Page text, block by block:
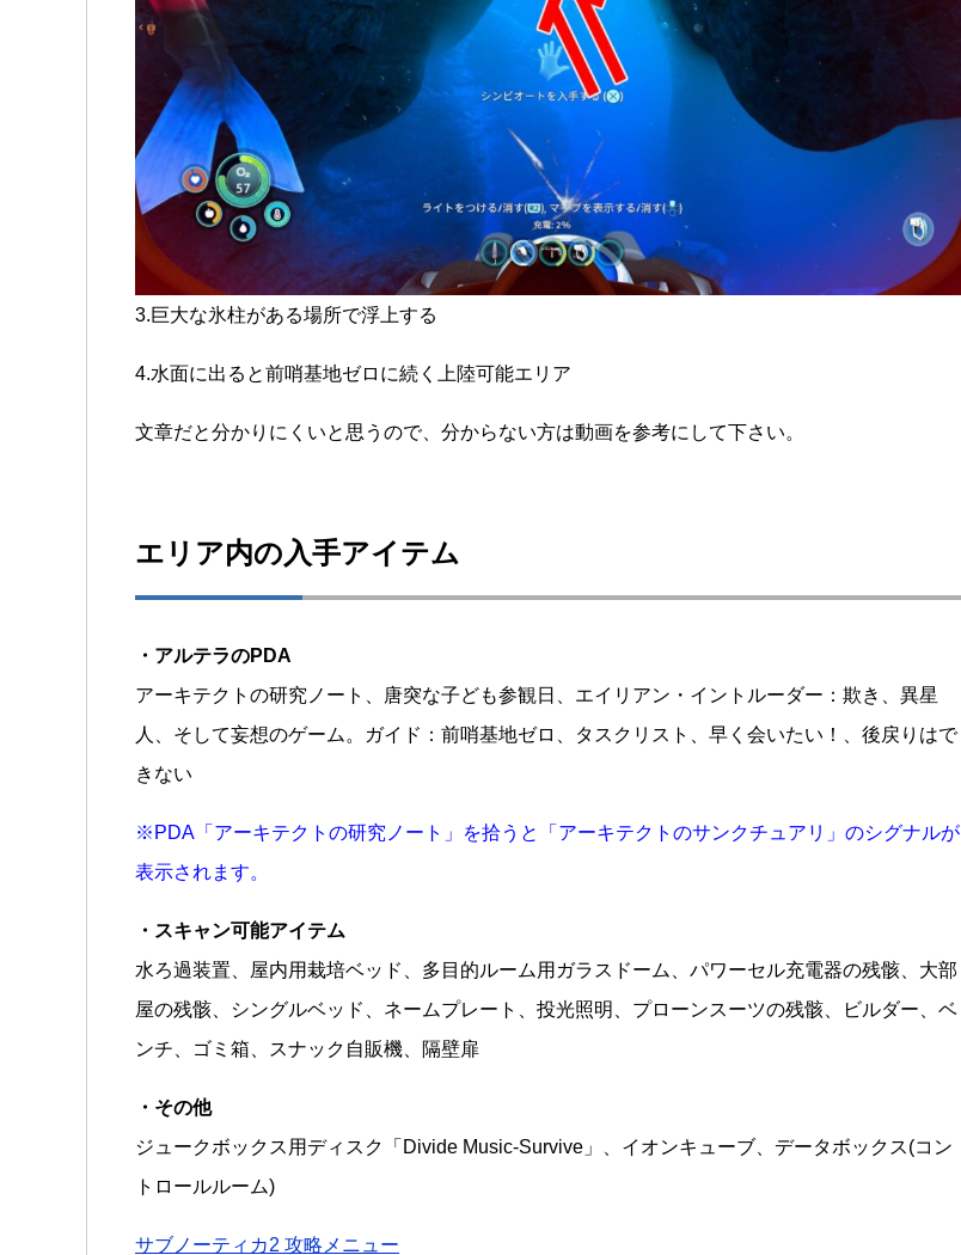
3.巨大な氷柱がある場所で浮上する
4.水面に出ると前哨基地ゼロに続く上陸可能エリア
文章だと分かりにくいと思うので、分からない方は動画を参考にして下さい。
エリア内の入手アイテム
・アルテラのPDA
アーキテクトの研究ノート、唐突な子ども参観日、エイリアン・イントルーダー：欺き、異星
人、そして妄想のゲーム。ガイド：前哨基地ゼロ、タスクリスト、早く会いたい！、後戻りはで
きない
※PDA「アーキテクトの研究ノート」を拾うと「アーキテクトのサンクチュアリ」のシグナルが
表示されます。
・スキャン可能アイテム
水ろ過装置、屋内用栽培ベッド、多目的ルーム用ガラスドーム、パワーセル充電器の残骸、大部
屋の残骸、シングルベッド、ネームプレート、投光照明、プローンスーツの残骸、ビルダー、ベ
ンチ、ゴミ箱、スナック自販機、隔壁扉
・その他
ジュークボックス用ディスク「Divide Music-Survive」、イオンキューブ、データボックス(コン
トロールルーム)
サブノーティカ2 攻略メニュー